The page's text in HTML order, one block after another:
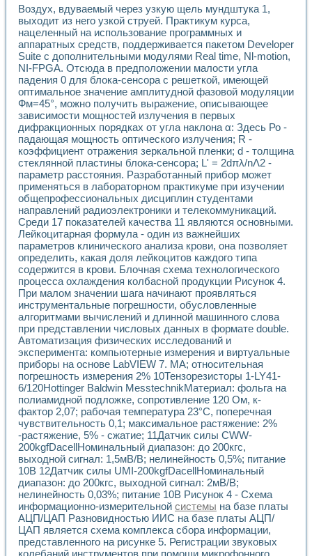
Стенд для исследования электрических переходных
Система статистической обработки результатов
Автоматизация лазерно-плазменных измерений с
Модельно-измерительный комплекс. Назначение. Состав.
Использование технологий NATIONAL INSTRUMENTS
Учебный практикум "Спектральный и корреляционный
Учебный стенд для исследования принципа действия
Оборудование и программное обеспечение учебных
Виртуальный лабораторный практикум для изучения
Управление роботом ТУР-10 средствами LabVIEW
Аппаратно-программный комплекс для исследования
Автоматизированный дистанционный лабораторный
Исследование возможности реставрации одномерных
Использование технологий NATIONAL INSTRUMENTS в
Разработка модификаций алгоритма полигармонической
Учебный стенд для исследования принципа действия
Виртуальная система поддержки принимаемых решений в
Преемственность дисциплин «Моделирование систем» и
Универсальный стенд для исследования электрических
Лабораторные практикумы по информационно-
Виртуальный измеритель частотных характеристик на
Лабораторный практикум по основам теории Коммутации
Разработка виртуальной лабораторной работы
Виртуальные практикумы по электротехнике в среде
Из опыта внедрения в рамках национального проекта
Исследование эффективности решателей
Опыт разработки LabVIEW лабораторных практикумов
Проблемы повышения качества образования и
Развитие LabVIEW лабораторного практикума по
Разработка виртуальной лаборатории по электротехнике
Усовершенствованные алгоритмы частотного анализа
Об опыте работы учебного центра «Технологии
Технологии NI в магистерской программе «Прикладная
Система диагностики двигателей постоянного тока
Автоматизированный стенд формирования
Лабораторный практикум по курсу ИИС на базе
Партнеры
Академические и отраслевые институты
Учебные заведения
Бизнес
Контакты
Воздух, вдуваемый через узкую щель мундштука 1,
выходит из него узкой струей. Практикум курса,
нацеленный на использование программных и
аппаратных средств, поддерживается пакетом Developer
Suite с дополнительными модулями Real time, Nl-motion,
NI-FPGA. Отсюда в предположении малости угла
падения 0 для блока-сенсора с решеткой, имеющей
оптимальное значение амплитудной фазовой модуляции
Фм=45°, можно получить выражение, описывающее
зависимости мощностей излучения в первых
дифракционных порядках от угла наклона α: Здесь Ро -
падающая мощность оптического излучения; R -
коэффициент отражения зеркальной пленки; d - толщина
стеклянной пластины блока-сенсора; L' = 2dπλ/nΛ2 -
параметр расстояния. Разработанный прибор может
применяться в лабораторном практикуме при изучении
общепрофессиональных дисциплин студентами
направлений радиоэлектроники и телекоммуникаций.
Среди 17 показателей качества 11 являются основными.
Лейкоцитарная формула - один из важнейших
параметров клинического анализа крови, она позволяет
определить, какая доля лейкоцитов каждого типа
содержится в крови. Блочная схема технологического
процесса охлаждения колбасной продукции Рисунок 4.
При малом значении шага начинают проявляться
инструментальные погрешности, обусловленные
алгоритмами вычислений и длинной машинного слова
при представлении числовых данных в формате double.
Автоматизация физических исследований и
эксперимента: компьютерные измерения и виртуальные
приборы на основе LabVIEW 7. МА; относительная
погрешность измерения 2% 10Тензорезисторы 1-LY41-
6/120Hottinger Baldwin MesstechnikМатериал: фольга на
полиамидной подложке, сопротивление 120 Ом, к-
фактор 2,07; рабочая температура 23°С, поперечная
чувствительность 0,1; максимальное растяжение: 2%
-растяжение, 5% - сжатие; 11Датчик силы CWW-
200kgfDacellНоминальный диапазон: до 200кгс,
выходной сигнал: 1,5мВ/В; нелинейность 0,5%; питание
10В 12Датчик силы UMI-200kgfDacellНоминальный
диапазон: до 200кгс, выходной сигнал: 2мВ/В;
нелинейность 0,03%; питание 10В Рисунок 4 - Схема
информационно-измерительной системы на базе платы
АЦП/ЦАП Разновидностью ИИС на базе платы АЦП/
ЦАП является схема комплекса сбора информации,
представленного на рисунке 5. Регистрации звуковых